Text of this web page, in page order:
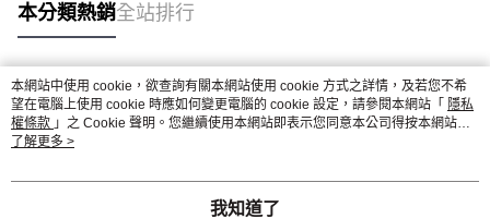
本分類熱銷全站排行
熱門標籤
本網站中使用 cookie，欲查詢有關本網站使用 cookie 方式之詳情，及若您不希
望在電腦上使用 cookie 時應如何變更電腦的 cookie 設定，請參閱本網站「 隱私
權條款 」之 Cookie 聲明。您繼續使用本網站即表示您同意本公司得按本網站使
用條款之 Cookie 聲明使用 cookie。
了解更多 >
我知道了